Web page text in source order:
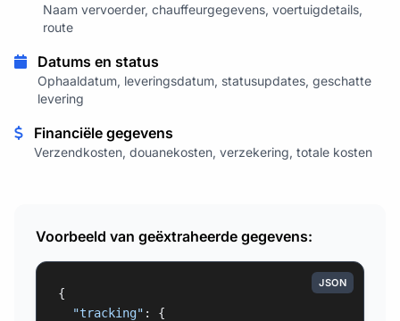
Naam vervoerder, chauffeurgegevens, voertuigdetails,
route
Datums en status
Ophaaldatum, leveringsdatum, statusupdates, geschatte
levering
Financiële gegevens
Verzendkosten, douanekosten, verzekering, totale kosten
Voorbeeld van geëxtraheerde gegevens:
JSON
{
"tracking" : {